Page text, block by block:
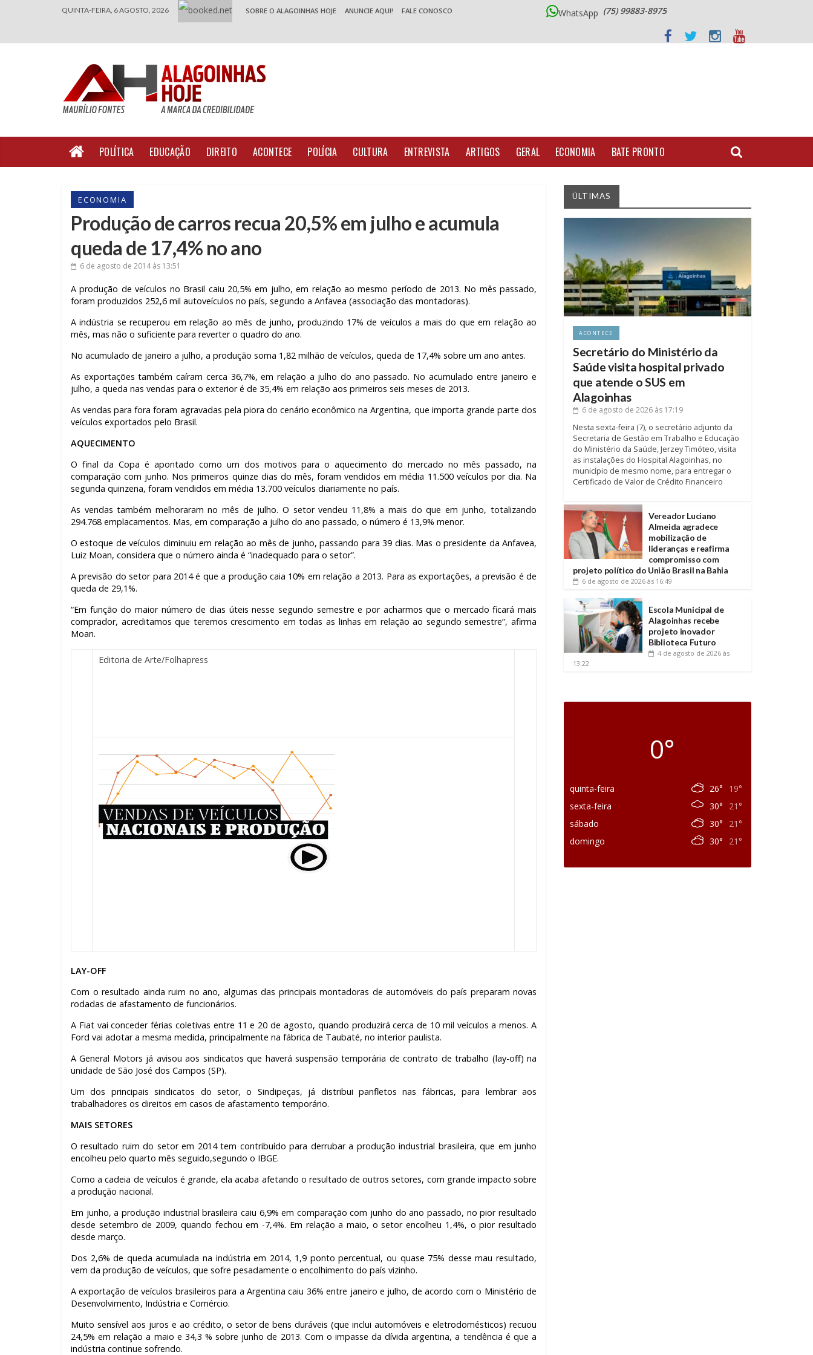
QUINTA-FEIRA, 6 AGOSTO, 2026 SOBRE O ALAGOINHAS HOJE ANUNCIE AQUI! FALE CONOSCO WhatsApp (75) 99883-8975
POLÍTICA EDUCAÇÃO DIREITO ACONTECE POLÍCIA CULTURA ENTREVISTA ARTIGOS GERAL ECONOMIA BATE PRONTO
ECONOMIA
Produção de carros recua 20,5% em julho e acumula
queda de 17,4% no ano
6 de agosto de 2014às 13:51
A produção de veículos no Brasil caiu 20,5% em julho, em relação ao mesmo período de 2013. No mês passado,
foram produzidos 252,6 mil autoveículos no país, segundo a Anfavea (associação das montadoras).
A indústria se recuperou em relação ao mês de junho, produzindo 17% de veículos a mais do que em relação ao
mês, mas não o suficiente para reverter o quadro do ano.
No acumulado de janeiro a julho, a produção soma 1,82 milhão de veículos, queda de 17,4% sobre um ano antes.
As exportações também caíram cerca 36,7%, em relação a julho do ano passado. No acumulado entre janeiro e
julho, a queda nas vendas para o exterior é de 35,4% em relação aos primeiros seis meses de 2013.
As vendas para fora foram agravadas pela piora do cenário econômico na Argentina, que importa grande parte dos
veículos exportados pelo Brasil.
AQUECIMENTO
O final da Copa é apontado como um dos motivos para o aquecimento do mercado no mês passado, na
comparação com junho. Nos primeiros quinze dias do mês, foram vendidos em média 11.500 veículos por dia. Na
segunda quinzena, foram vendidos em média 13.700 veículos diariamente no país.
As vendas também melhoraram no mês de julho. O setor vendeu 11,8% a mais do que em junho, totalizando
294.768 emplacamentos. Mas, em comparação a julho do ano passado, o número é 13,9% menor.
O estoque de veículos diminuiu em relação ao mês de junho, passando para 39 dias. Mas o presidente da Anfavea,
Luiz Moan, considera que o número ainda é “inadequado para o setor”.
A previsão do setor para 2014 é que a produção caia 10% em relação a 2013. Para as exportações, a previsão é de
queda de 29,1%.
“Em função do maior número de dias úteis nesse segundo semestre e por acharmos que o mercado ficará mais
comprador, acreditamos que teremos crescimento em todas as linhas em relação ao segundo semestre”, afirma
Moan.
Editoria de Arte/Folhapress
LAY-OFF
Com o resultado ainda ruim no ano, algumas das principais montadoras de automóveis do país preparam novas
rodadas de afastamento de funcionários.
A Fiat vai conceder férias coletivas entre 11 e 20 de agosto, quando produzirá cerca de 10 mil veículos a menos. A
Ford vai adotar a mesma medida, principalmente na fábrica de Taubaté, no interior paulista.
A General Motors já avisou aos sindicatos que haverá suspensão temporária de contrato de trabalho (lay-off) na
unidade de São José dos Campos (SP).
Um dos principais sindicatos do setor, o Sindipeças, já distribui panfletos nas fábricas, para lembrar aos
trabalhadores os direitos em casos de afastamento temporário.
MAIS SETORES
O resultado ruim do setor em 2014 tem contribuído para derrubar a produção industrial brasileira, que em junho
encolheu pelo quarto mês seguido,segundo o IBGE.
Como a cadeia de veículos é grande, ela acaba afetando o resultado de outros setores, com grande impacto sobre
a produção nacional.
Em junho, a produção industrial brasileira caiu 6,9% em comparação com junho do ano passado, no pior resultado
desde setembro de 2009, quando fechou em -7,4%. Em relação a maio, o setor encolheu 1,4%, o pior resultado
desde março.
Dos 2,6% de queda acumulada na indústria em 2014, 1,9 ponto percentual, ou quase 75% desse mau resultado,
vem da produção de veículos, que sofre pesadamente o encolhimento do país vizinho.
A exportação de veículos brasileiros para a Argentina caiu 36% entre janeiro e julho, de acordo com o Ministério de
Desenvolvimento, Indústria e Comércio.
Muito sensível aos juros e ao crédito, o setor de bens duráveis (que inclui automóveis e eletrodomésticos) recuou
24,5% em relação a maio e 34,3 % sobre junho de 2013. Com o impasse da dívida argentina, a tendência é que a
indústria continue sofrendo.
ÚLTIMAS
ACONTECE
Secretário do Ministério da
Saúde visita hospital privado
que atende o SUS em
Alagoinhas
6 de agosto de 2026 às 17:19
Nesta sexta-feira (7), o secretário adjunto da
Secretaria de Gestão em Trabalho e Educação
do Ministério da Saúde, Jerzey Timóteo, visita
as instalações do Hospital Alagoinhas, no
município de mesmo nome, para entregar o
Certificado de Valor de Crédito Financeiro
Vereador Luciano
Almeida agradece
mobilização de
lideranças e reafirma
compromisso com
projeto político do União Brasil na Bahia
6 de agosto de 2026 às 16:49
Escola Municipal de
Alagoinhas recebe
projeto inovador
Biblioteca Futuro
4 de agosto de 2026 às
13:22
0°
quinta-feira 26°
19°
sexta-feira
30°
21°
sábado
30°
21°
domingo
30° 21°